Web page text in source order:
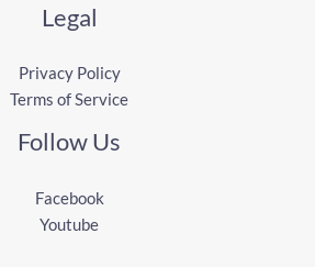
Legal
Privacy Policy
Terms of Service
Follow Us
Facebook
Youtube